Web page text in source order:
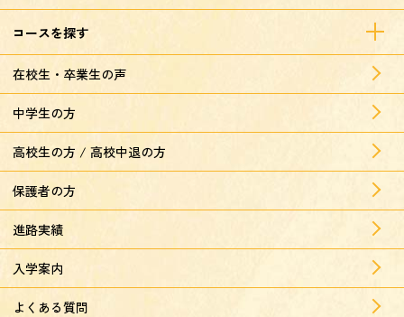
コースを探す
在校生・卒業生の声
中学生の方
高校生の方 / 高校中退の方
保護者の方
進路実績
入学案内
よくある質問